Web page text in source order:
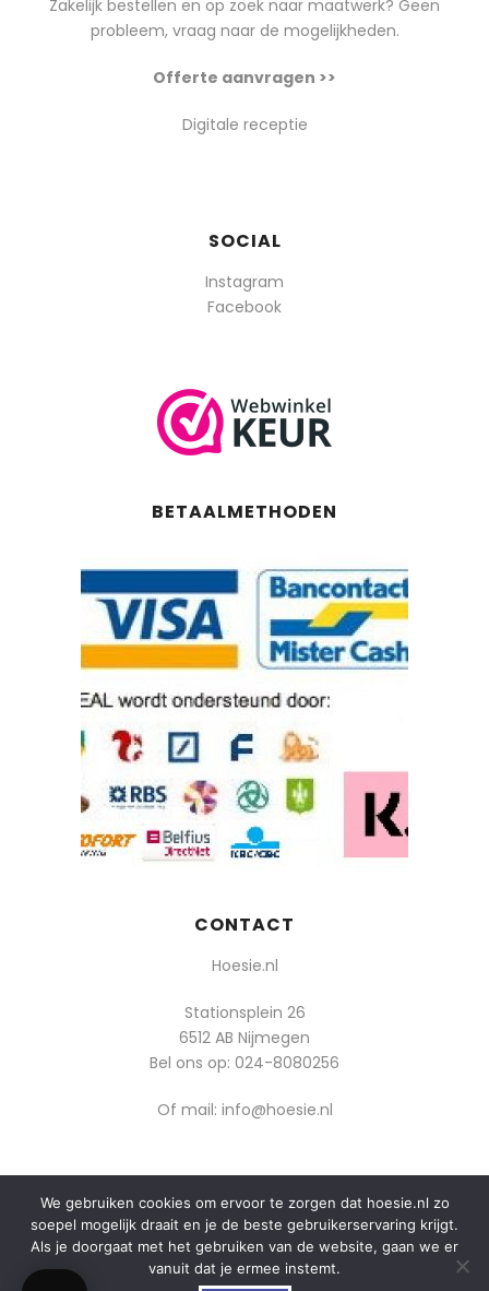
Zakelijk bestellen en op zoek naar maatwerk? Geen
probleem, vraag naar de mogelijkheden.
Offerte aanvragen >>
Digitale receptie
SOCIAL
Instagram
Facebook
BETAALMETHODEN
CONTACT
Hoesie.nl
Stationsplein 26
6512 AB Nijmegen
Bel ons op: 024-8080256
Of mail: info@hoesie.nl
© 2014-2025 Boozt - Hoesie.nl. All rights reserved.
algemene voorwaarden
privacy
We gebruiken cookies om ervoor te zorgen dat hoesie.nl zo
soepel mogelijk draait en je de beste gebruikerservaring krijgt.
Als je doorgaat met het gebruiken van de website, gaan we er
vanuit dat je ermee instemt.